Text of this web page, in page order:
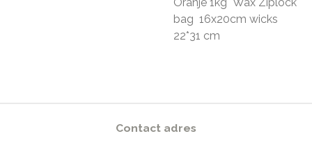
bag 16x20cm wicks
22*31 cm
Contact adres